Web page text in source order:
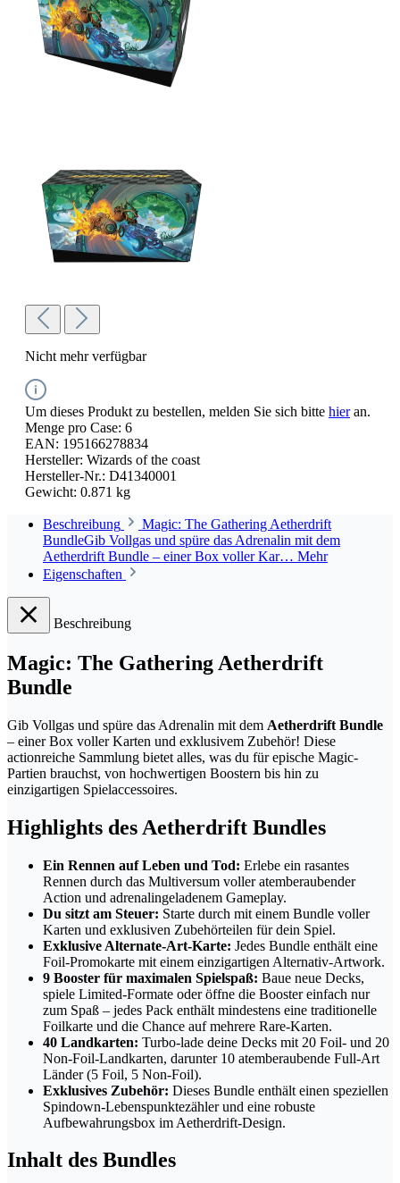
Nicht mehr verfügbar
Um dieses Produkt zu bestellen, melden Sie sich bitte hieran.
Menge pro Case: 6
EAN: 195166278834
Hersteller: Wizards of the coast
Hersteller-Nr.: D41340001
Gewicht: 0.871 kg
Beschreibung
Magic: The Gathering Aetherdrift
BundleGib Vollgas und spüre das Adrenalin mit dem
Aetherdrift Bundle – einer Box voller Kar… Mehr
Eigenschaften
Beschreibung
Magic: The Gathering Aetherdrift
Bundle
Gib Vollgas und spüre das Adrenalin mit dem Aetherdrift Bundle
– einer Box voller Karten und exklusivem Zubehör! Diese
actionreiche Sammlung bietet alles, was du für epische Magic-
Partien brauchst, von hochwertigen Boostern bis hin zu
einzigartigen Spielaccessoires.
Highlights des Aetherdrift Bundles
Ein Rennen auf Leben und Tod: Erlebe ein rasantes
Rennen durch das Multiversum voller atemberaubender
Action und adrenalingeladenem Gameplay.
Du sitzt am Steuer: Starte durch mit einem Bundle voller
Karten und exklusiven Zubehörteilen für dein Spiel.
Exklusive Alternate-Art-Karte: Jedes Bundle enthält eine
Foil-Promokarte mit einem einzigartigen Alternativ-Artwork.
9 Booster für maximalen Spielspaß: Baue neue Decks,
spiele Limited-Formate oder öffne die Booster einfach nur
zum Spaß – jedes Pack enthält mindestens eine traditionelle
Foilkarte und die Chance auf mehrere Rare-Karten.
40 Landkarten: Turbo-lade deine Decks mit 20 Foil- und 20
Non-Foil-Landkarten, darunter 10 atemberaubende Full-Art
Länder (5 Foil, 5 Non-Foil).
Exklusives Zubehör: Dieses Bundle enthält einen speziellen
Spindown-Lebenspunktezähler und eine robuste
Aufbewahrungsbox im Aetherdrift-Design.
Inhalt des Bundles